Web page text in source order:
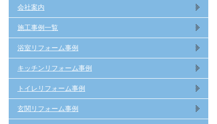
会社案内
施工事例一覧
浴室リフォーム事例
キッチンリフォーム事例
トイレリフォーム事例
玄関リフォーム事例